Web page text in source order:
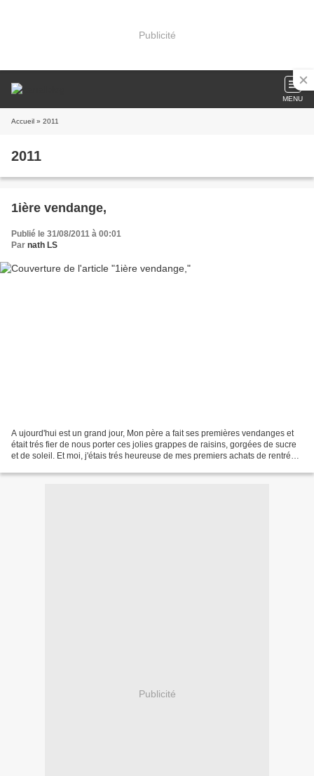
Publicité
MENU
Accueil » 2011
2011
1ière vendange,
Publié le 31/08/2011 à 00:01
Par nath LS
A ujourd'hui est un grand jour, Mon père a fait ses premières vendanges et
était trés fier de nous porter ces jolies grappes de raisins, gorgées de sucre
et de soleil. Et moi, j'étais trés heureuse de mes premiers achats de rentrée,
Publicité